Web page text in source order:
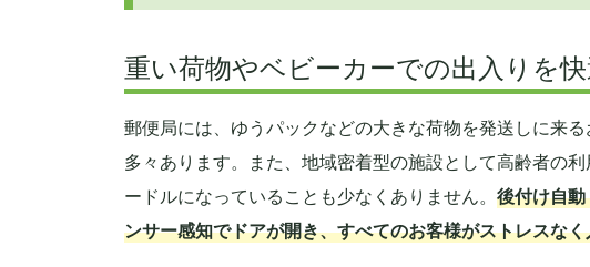
重い荷物やベビーカーでの出入りを
郵便局には、ゆうパックなどの大きな荷物を発送しに来
多々あります。また、地域密着型の施設として高齢者の
ードルになっていることも少なくありません。 後付け自
ンサー感知でドアが開き、すべてのお客様がストレスな